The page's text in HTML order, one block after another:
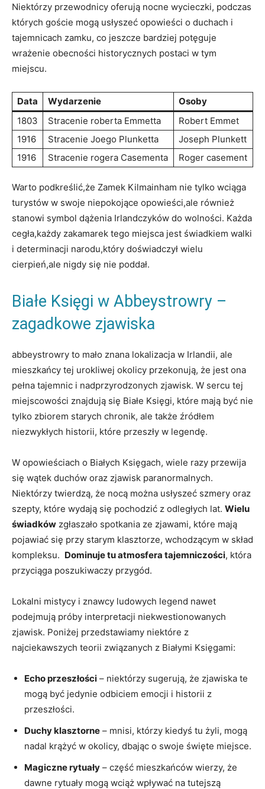
Niektórzy przewodnicy oferują ⁤nocne wycieczki,‌ podczas
których ​goście‌ mogą usłyszeć⁢ opowieści o duchach i
‌tajemnicach ‍zamku, co jeszcze bardziej potęguje
wrażenie obecności historycznych postaci w tym
⁢miejscu.
Data Wydarzenie
Osoby
1803
Stracenie roberta Emmetta
Robert ‌Emmet
1916
Stracenie Joego Plunketta
Joseph ⁤Plunkett
1916
Stracenie ⁤rogera Casementa Roger casement
Warto podkreślić,że‍ Zamek Kilmainham ⁣nie tylko wciąga
turystów ​w swoje niepokojące opowieści,ale⁣ również
stanowi symbol ‌dążenia Irlandczyków ‍do ​wolności. Każda
cegła,każdy zakamarek tego miejsca ⁣jest świadkiem walki​
i determinacji narodu,który doświadczył wielu
cierpień,ale nigdy ‌się‌ nie poddał.
Białe ‌Księgi ⁢w Abbeystrowry⁣ –
zagadkowe zjawiska
abbeystrowry to mało znana lokalizacja w‍ Irlandii, ale
mieszkańcy tej urokliwej okolicy przekonują, że jest ona
pełna tajemnic i nadprzyrodzonych zjawisk. W ⁤sercu tej
miejscowości ‍znajdują ‍się‌ Białe Księgi, które ‌mają być nie
tylko zbiorem⁢ starych chronik, ale także źródłem
niezwykłych historii, które przeszły w legendę.
W opowieściach o Białych Księgach,⁤ wiele razy przewija
się wątek duchów ⁣oraz zjawisk paranormalnych.
Niektórzy twierdzą, że⁤ nocą można usłyszeć szmery oraz
szepty, ​które wydają się ⁢pochodzić z odległych ​lat. Wielu‌
świadków zgłaszało spotkania ze zjawami, które⁤ mają
pojawiać się ​przy starym‍ klasztorze,​ wchodzącym w⁢ skład
kompleksu. ​ Dominuje tu atmosfera⁣ tajemniczości, która
przyciąga ⁤poszukiwaczy przygód.
Lokalni ​mistycy​ i znawcy ludowych legend nawet
podejmują ⁤próby interpretacji niekwestionowanych⁤
zjawisk.‍ Poniżej⁢ przedstawiamy niektóre⁤ z
najciekawszych teorii związanych ‌z Białymi Księgami:
Echo ⁢przeszłości –⁤ niektórzy sugerują, że zjawiska te
mogą być jedynie odbiciem ⁤emocji i‌ historii z
przeszłości.
Duchy klasztorne – mnisi, którzy ‌kiedyś tu żyli,⁤ mogą
⁤nadal krążyć w okolicy, dbając o ‍swoje święte miejsce.
Magiczne rytuały –‌ część mieszkańców wierzy, że
dawne rytuały mogą wciąż⁣ wpływać​ na tutejszą